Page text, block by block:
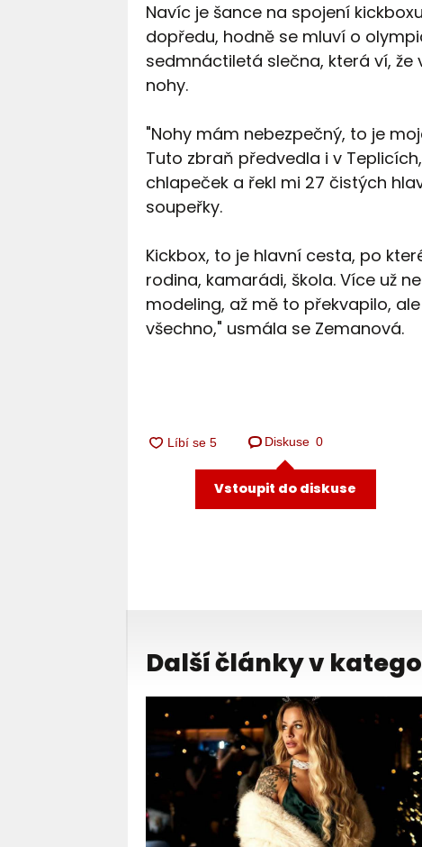
Navíc je šance na spojení
dopředu, hodně se mluví o
sedmnáctiletá slečna, která ví,
nohy.
"Nohy mám nebezpečný, to je
Tuto zbraň předvedla i v
chlapeček a řekl mi 27 čistých
soupeřky.
Kickbox, to je hlavní cesta, po
rodina, kamarádi, škola. Více už
modeling, až mě to překvapilo,
všechno," usmála se Zemanová.
Diskuse 0
Vstoupit do diskuse
Další články v